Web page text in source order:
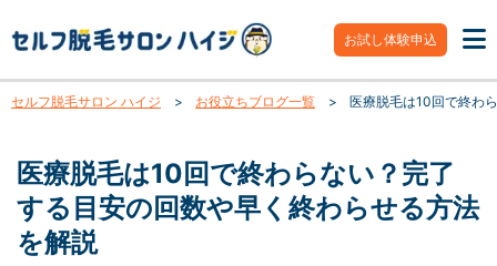
お試し体験申込
セルフ脱毛サロン ハイジ > お役立ちブログ一覧 > 医療脱毛は10回で終わ
医療脱毛は10回で終わらない？完了
する目安の回数や早く終わらせる方法
を解説